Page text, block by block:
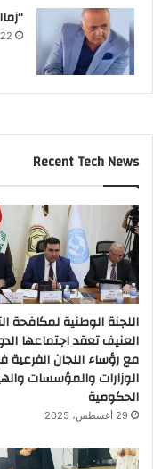
22 سبتمبر، 2023
Recent Tech News
اللجنة الوطنية لمكافحة
العنيف تعقد اجتماعها
مع رؤساء اللجان الفرعية
الوزارات والمؤسسات
الحكومية
29 أغسطس، 2025